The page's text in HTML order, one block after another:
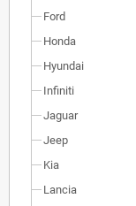
Ford
Honda
Hyundai
Infiniti
Jaguar
Jeep
Kia
Lancia